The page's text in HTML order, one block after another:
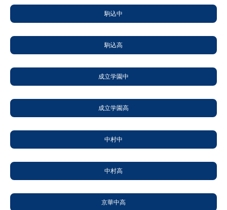
駒込中
駒込高
成立学園中
成立学園高
中村中
中村高
京華中高